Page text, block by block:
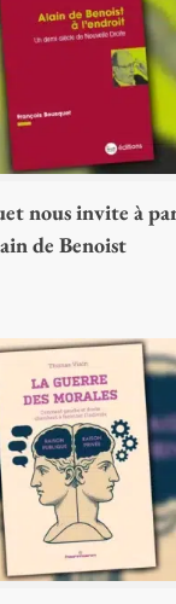
nous invite à
de Benoist